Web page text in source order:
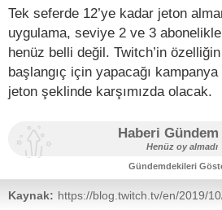
Tek seferde 12’ye kadar jeton
uygulama, seviye 2 ve 3
henüz belli değil. Twitch’in
başlangıç için yapacağı
jeton şeklinde karşımızda olacak.
Haberi Gündem
Henüz oy almadı
Gündemdekileri
Kaynak: https://blog.twitch.tv/en/2019/